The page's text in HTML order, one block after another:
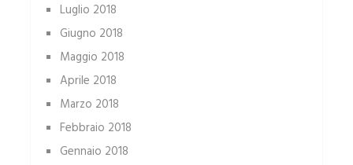
Luglio 2018
Giugno 2018
Maggio 2018
Aprile 2018
Marzo 2018
Febbraio 2018
Gennaio 2018